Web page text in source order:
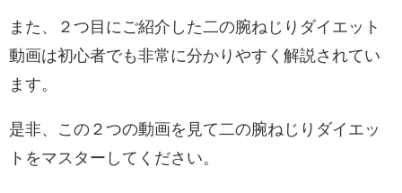
また、２つ目にご紹介した二の腕ねじりダイエット
動画は初心者でも非常に分かりやすく解説されてい
ます。
是非、この２つの動画を見て二の腕ねじりダイエッ
トをマスターしてください。